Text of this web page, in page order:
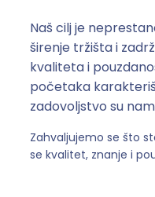
Naš cilj je
širenje tržišta i
kvaliteta i
početaka
zadovoljstvo su
Zahvaljujemo se što
se kvalitet, znanje i